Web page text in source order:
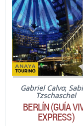
Gabriel Calvo;
Tzschaschel
BERLÍN (GUÍA
EXPRESS)